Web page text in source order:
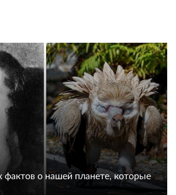
о нашей планете, которые